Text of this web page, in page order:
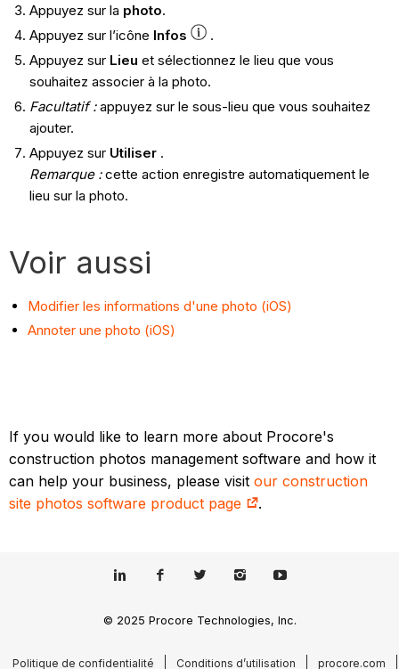
Appuyez sur la photo.
Appuyez sur l’icône Infos
.
Appuyez sur Lieu et sélectionnez le lieu que vous
souhaitez associer à la photo.
Facultatif :appuyez sur le sous-lieu que vous souhaitez
ajouter.
Appuyez sur Utiliser.
Remarque :cette action enregistre automatiquement le
lieu sur la photo.
Voir aussi
Modifier les informations d'une photo (iOS)
Annoter une photo (iOS)
If you would like to learn more about Procore's
construction photos management software and how it
can help your business, please visitour construction
site photos software product page
.
© 2025 Procore Technologies, Inc.
Politique de confidentialité Conditions d’utilisation procore.com